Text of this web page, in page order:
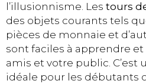
l’illusionnisme. Les tours
des objets courants tels
pièces de monnaie et
sont faciles à apprendre
amis et votre public. C’est
idéale pour les débutants